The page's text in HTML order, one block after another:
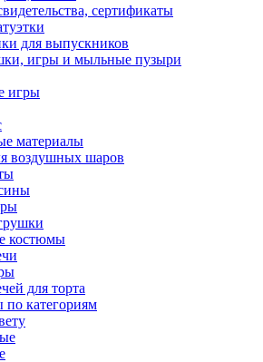
сертификаты
для выпускников
игры и мыльные пузыри
игры
материалы
воздушных шаров
костюмы
для торта
категориям